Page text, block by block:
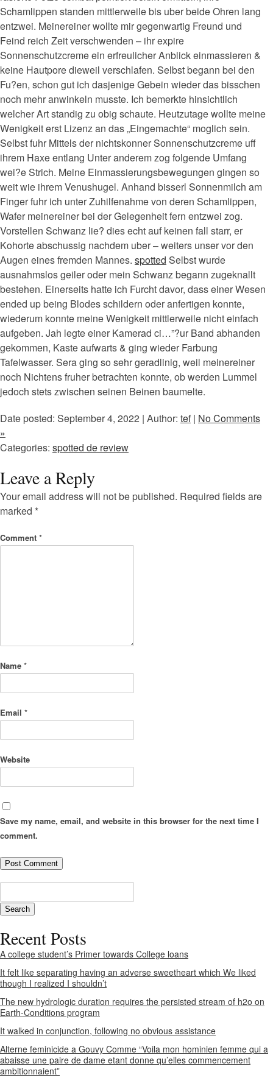
Schamlippen standen mittlerweile bis uber beide Ohren lang
entzwei. Meinereiner wollte mir gegenwartig Freund und
Feind reich Zeit verschwenden – ihr expire
Sonnenschutzcreme ein erfreulicher Anblick einmassieren &
keine Hautpore dieweil verschlafen. Selbst begann bei den
Fu?en, schon gut ich dasjenige Gebein wieder das bisschen
noch mehr anwinkeln musste. Ich bemerkte hinsichtlich
welcher Art standig zu obig schaute. Heutzutage wollte meine
Wenigkeit erst Lizenz an das „Eingemachte“ moglich sein.
Selbst fuhr Mittels der nichtskonner Sonnenschutzcreme uff
ihrem Haxe entlang Unter anderem zog folgende Umfang
wei?e Strich. Meine Einmassierungsbewegungen gingen so
weit wie ihrem Venushugel. Anhand bisserl Sonnenmilch am
Finger fuhr ich unter Zuhilfenahme von deren Schamlippen,
Wafer meinereiner bei der Gelegenheit fern entzwei zog.
Vorstellen Schwanz lie? dies echt auf keinen fall starr, er
Kohorte abschussig nachdem uber – weiters unser vor den
Augen eines fremden Mannes. spotted Selbst wurde
ausnahmslos geiler oder mein Schwanz begann zugeknallt
bestehen. Einerseits hatte ich Furcht davor, dass einer Wesen
ended up being Blodes schildern oder anfertigen konnte,
wiederum konnte meine Wenigkeit mittlerweile nicht einfach
aufgeben. Jah legte einer Kamerad ci…”?ur Band abhanden
gekommen, Kaste aufwarts & ging wieder Farbung
Tafelwasser. Sera ging so sehr geradlinig, weil meinereiner
noch Nichtens fruher betrachten konnte, ob werden Lummel
jedoch stets zwischen seinen Beinen baumelte.
Date posted: September 4, 2022 | Author: tef| No Comments
»
Categories: spotted de review
Leave a Reply
Your email address will not be published. Required fields are
marked *
Comment *
Name *
Email *
Website
Save my name, email, and website in this browser for the next time I
comment.
Recent Posts
A college student’s Primer towards College loans
It felt like separating having an adverse sweetheart which We liked
though I realized I shouldn’t
The new hydrologic duration requires the persisted stream of h2o on
Earth-Conditions program
It walked in conjunction, following no obvious assistance
Alterne feminicide a Gouvy Comme “Voila mon hominien femme qui a
abaisse une paire de dame etant donne qu’elles commencement
ambitionnaient”